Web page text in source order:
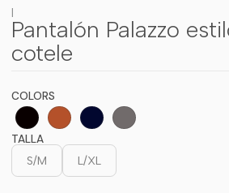
|
Pantalón Palazzo
cotele
COLORS
TALLA
S/M L/XL